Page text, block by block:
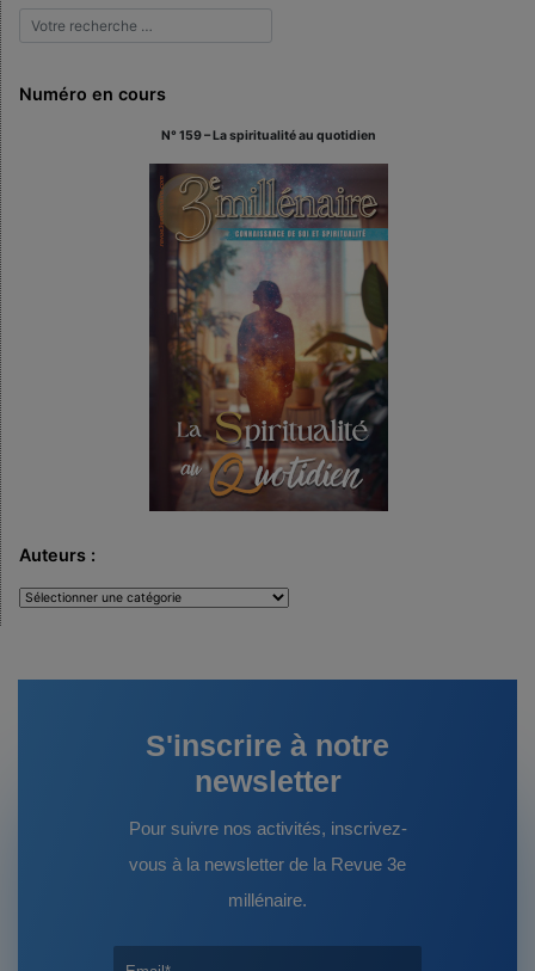
Numéro en cours
N° 159 – La spiritualité au quotidien
Auteurs :
Auteurs
:
S'inscrire à notre
newsletter
Pour suivre nos activités, inscrivez-
vous à la newsletter de la Revue 3e
millénaire.